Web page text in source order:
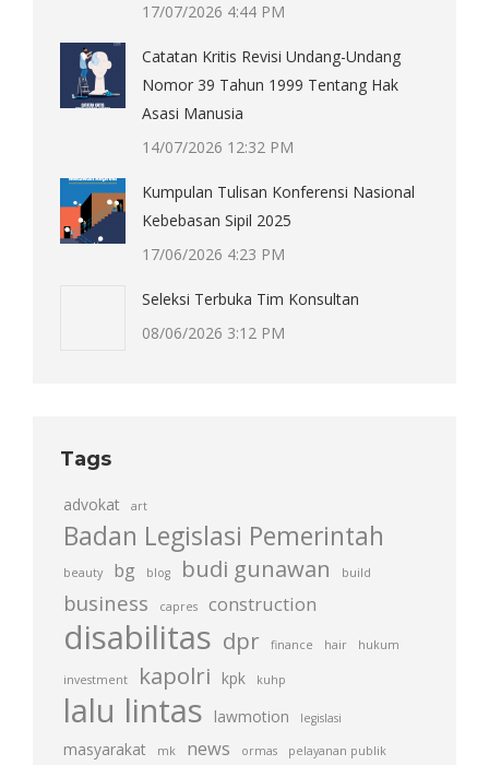
17/07/2026 4:44 PM
Catatan Kritis Revisi Undang-Undang
Nomor 39 Tahun 1999 Tentang Hak
Asasi Manusia
14/07/2026 12:32 PM
Kumpulan Tulisan Konferensi Nasional
Kebebasan Sipil 2025
17/06/2026 4:23 PM
Seleksi Terbuka Tim Konsultan
08/06/2026 3:12 PM
Tags
advokat art
Badan Legislasi Pemerintah
beauty bg blog budi gunawan build
business capres construction
disabilitas dpr finance hair hukum
investment kapolri kpk kuhp
lalu lintas lawmotion legislasi
masyarakat mk news ormas pelayanan publik